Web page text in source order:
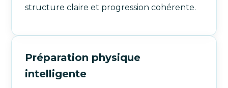
structure claire et progression cohérente.
Préparation physique
intelligente